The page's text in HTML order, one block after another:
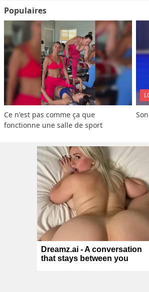
Populaires
Ce n'est pas comme ça que
fonctionne une salle de sport